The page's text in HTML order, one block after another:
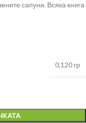
сапуни. Всяка книга
0,120 гр